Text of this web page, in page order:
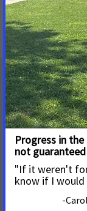
No matching